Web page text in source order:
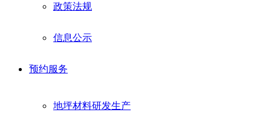
政策法规
信息公示
预约服务
地坪材料研发生产